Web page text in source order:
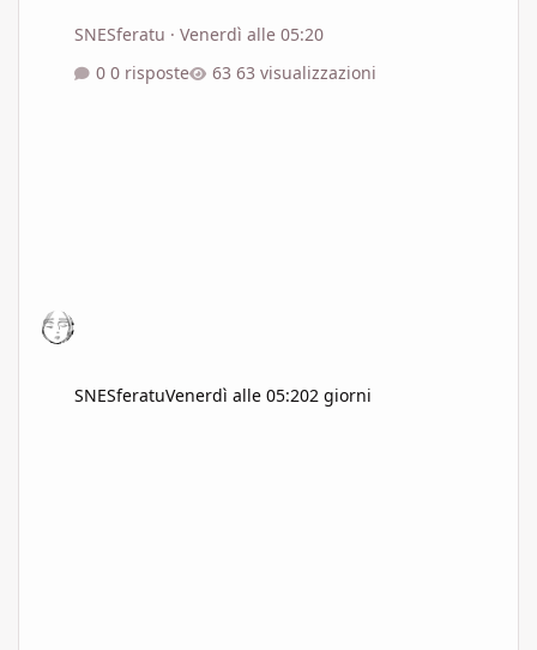
SNESferatu ·Venerdì alle 05:20
0 risposte
63 visualizzazioni
SNESferatuVenerdì alle 05:202 giorni